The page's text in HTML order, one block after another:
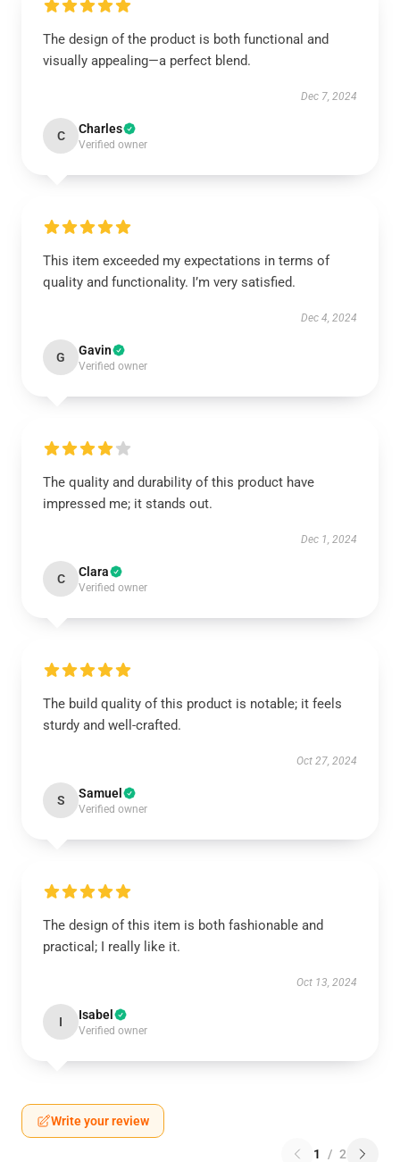
The design of the product is both functional and
visually appealing—a perfect blend.
Dec 7, 2024
C Charles
Verified owner
This item exceeded my expectations in terms of
quality and functionality. I’m very satisfied.
Dec 4, 2024
G Gavin
Verified owner
The quality and durability of this product have
impressed me; it stands out.
Dec 1, 2024
C Clara
Verified owner
The build quality of this product is notable; it feels
sturdy and well-crafted.
Oct 27, 2024
S Samuel
Verified owner
The design of this item is both fashionable and
practical; I really like it.
Oct 13, 2024
I Isabel
Verified owner
Write your review
1 / 2